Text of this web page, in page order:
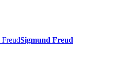
Sigmund Freud